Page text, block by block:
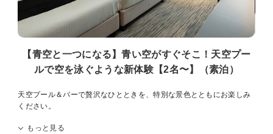
※19：00〜23：00は刺青・TATTOが入っているお客様もプールをご
利用いただけます。
※18歳未満の方は保護者同伴でもご利用いただけません。
【 客室清掃 】
当ホテルでは環境保全の為、ご依頼が無い場合におきまして、ご滞在
【 駐車場 】
1，200円（税込）/泊
【青空と一つになる】青い空がすぐそこ！天空プー
ルで空を泳ぐような新体験【2名〜】（素泊）
天空プール＆バーで贅沢なひとときを、特別な景色とともにお楽しみ
ください。
【 ウェルカムドリンク 】
もっと見る